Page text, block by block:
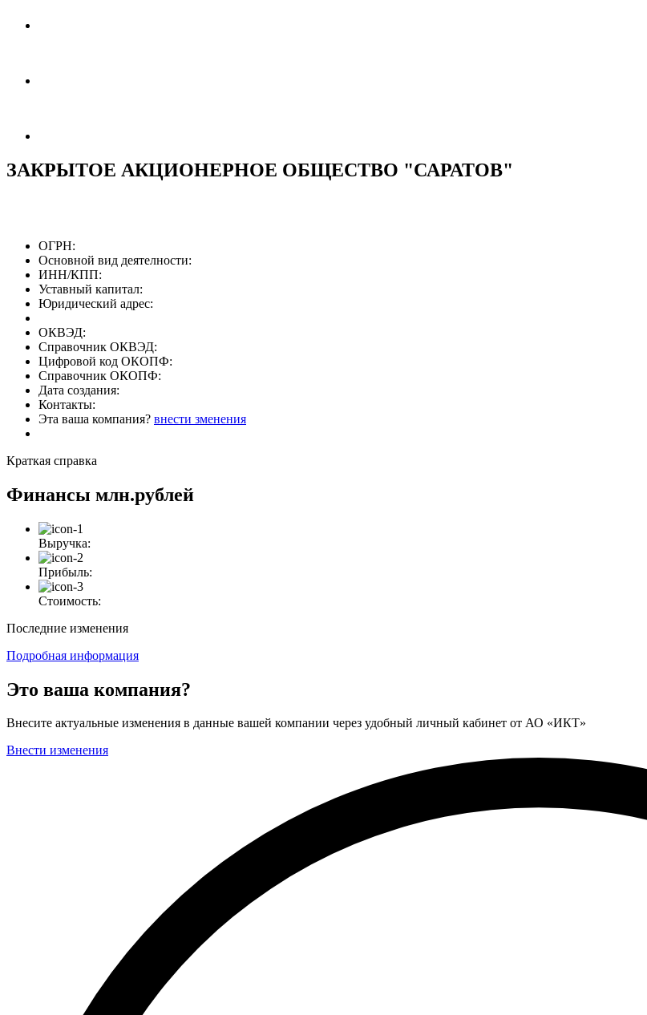
ЗАКРЫТОЕ АКЦИОНЕРНОЕ ОБЩЕСТВО "САРАТОВ"
ОГРН:
Основной вид деятелности:
ИНН/КПП:
Уставный капитал:
Юридический адрес:
ОКВЭД:
Справочник ОКВЭД:
Цифровой код ОКОПФ:
Справочник ОКОПФ:
Дата создания:
Контакты:
Эта ваша компания? внести зменения
Краткая справка
Финансы млн.рублей
Выручка:
Прибыль:
Стоимость:
Последние изменения
Подробная информация
Это ваша компания?
Внесите актуальные изменения в данные вашей компании через удобный личный кабинет от АО «ИКТ»
Внести изменения